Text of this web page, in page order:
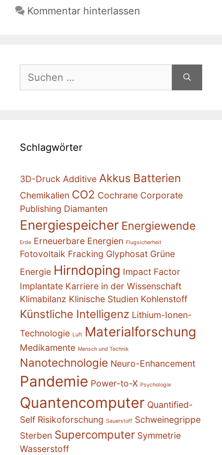
Kommentar hinterlassen
nach:
Schlagwörter
3D-Druck Additive Akkus Batterien
Chemikalien CO2 Cochrane Corporate
Publishing Diamanten
Energiespeicher Energiewende
Erde Erneuerbare Energien Flugsicherheit
Fotovoltaik Fracking Glyphosat Grüne
Energie Hirndoping Impact Factor
Implantate Karriere in der Wissenschaft
Klimabilanz Klinische Studien Kohlenstoff
Künstliche Intelligenz Lithium-Ionen-
Technologie Luft Materialforschung
Medikamente Mensch und Technik
Nanotechnologie Neuro-Enhancement
Pandemie Power-to-X Psychologie
Quantencomputer Quantified-
Self Risikoforschung Sauerstoff Schweinegrippe
Sterben Supercomputer Symmetrie
Wasserstoff